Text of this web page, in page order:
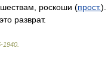
роскоши (прост.).
разврат.
1940